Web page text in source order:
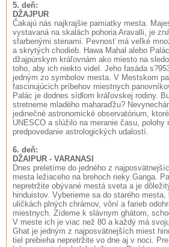
5. deň:
DŽAJPUR
Čakajú nás najkrajšie pamiatky mesta.
vystavaná na skalách pohoria Aravalli, je
sfarbenými stenami. Pevnosť má veľké
a skrytých chodieb. Hawa Mahal alebo
džajpúrskym kráľovnám ako miesto na
toho, aby ich niekto videl. Jeho fasáda
jedným zo symbolov mesta. V Mestskom
fascinujúcich príbehov miestnych
Palác je dodnes sídlom kráľovskej rodiny.
stretneme mladého maharaďžu?
jedinečné astronomické observatórium,
UNESCO a slúžilo na meranie času, polohy
predpovedanie astrologických udalostí.
6. deň:
DŽAIPUR - VARANASI
Dnes preletíme do jedného z
mesta ležiaceho na brehoch rieky Ganga.
nepretržite obývané mestá sveta a je
hinduistov. Vyberieme sa do starého
uličkách plných chrámov, vôní a farieb
miestnych. Zídeme k slávnym ghátom,
V meste ich je viac než 80 a každý má
Ghat je jedným z najposvätnejších miest
tiel prebieha nepretržite vo dne aj v noci.